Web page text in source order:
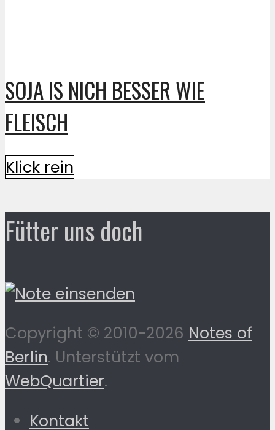
SOJA IS NICH BESSER WIE
FLEISCH
Klick rein
Fütter uns doch
Copyright © 2010-2026 Notes of
Berlin. Unterstützt vom
WebQuartier.
Kontakt